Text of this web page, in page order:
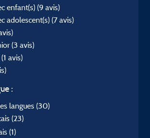
enfant(s) (9 avis)
adolescent(s) (7 avis)
(3 avis)
(1 avis)
:
langues (30)
(23)
(1)